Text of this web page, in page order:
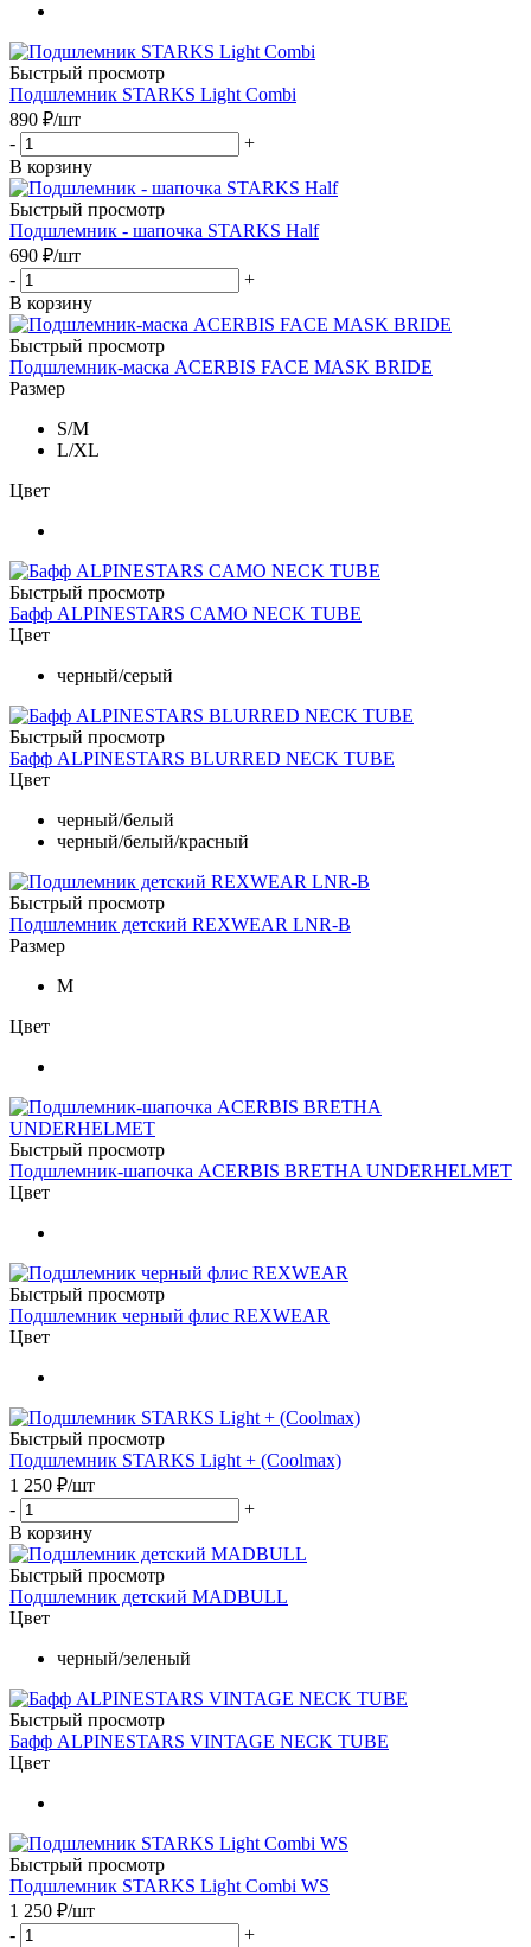
Быстрый просмотр
Подшлемник STARKS Light Combi
890 ₽/шт
-
+
В корзину
Быстрый просмотр
Подшлемник - шапочка STARKS Half
690 ₽/шт
-
+
В корзину
Быстрый просмотр
Подшлемник-маска ACERBIS FACE MASK BRIDE
Размер
S/M
L/XL
Цвет
Быстрый просмотр
Бафф ALPINESTARS CAMO NECK TUBE
Цвет
черный/серый
Быстрый просмотр
Бафф ALPINESTARS BLURRED NECK TUBE
Цвет
черный/белый
черный/белый/красный
Быстрый просмотр
Подшлемник детский REXWEAR LNR-B
Размер
M
Цвет
Быстрый просмотр
Подшлемник-шапочка ACERBIS BRETHA UNDERHELMET
Цвет
Быстрый просмотр
Подшлемник черный флис REXWEAR
Цвет
Быстрый просмотр
Подшлемник STARKS Light + (Coolmax)
1 250 ₽/шт
-
+
В корзину
Быстрый просмотр
Подшлемник детский MADBULL
Цвет
черный/зеленый
Быстрый просмотр
Бафф ALPINESTARS VINTAGE NECK TUBE
Цвет
Быстрый просмотр
Подшлемник STARKS Light Combi WS
1 250 ₽/шт
-
+